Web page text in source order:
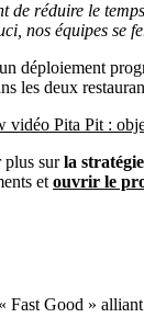
de réduire le
nos équipes se
déploiement
les deux
vidéo Pita Pit :
plus surla
etouvrir le
Fast Good »